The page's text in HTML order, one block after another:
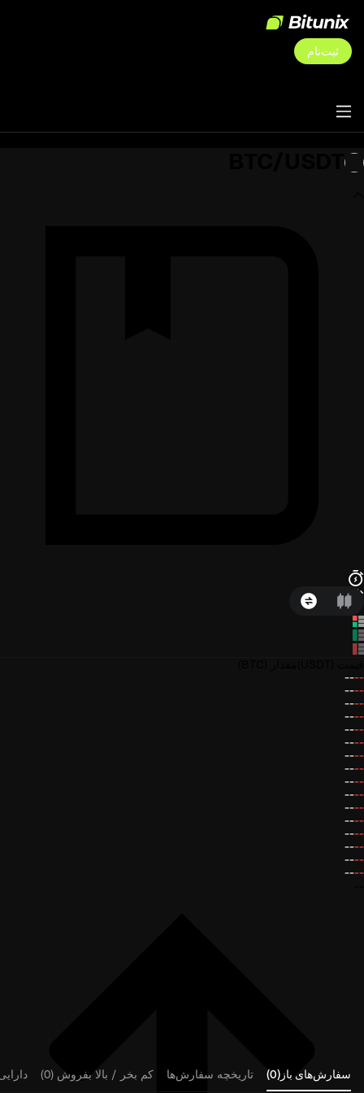
ثبت‌نام
--
--
--
--
--
--
--
--
--
--
--
--
--
--
--
--
--
--
--
--
--
--
--
--
--
--
--
--
--
--
--
--
سفارش‌های باز(0) تاریخچه سفارش‌ها کم بخر / بالا بفروش (0)